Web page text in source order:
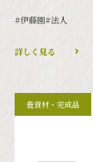
#伊藤園#法人
詳しく見る
畳資材・完成品